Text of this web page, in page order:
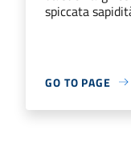
spiccata
GO TO PAGE